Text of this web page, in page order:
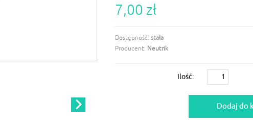
7,00 zł
Dostępność: stała
Producent: Neutrik
Ilość: